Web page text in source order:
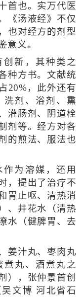
首也。实万代医
《汤液经》不仅
也对经方的剂型
意义。
新，其种类之
种方书。文献统
20%，此外还有
洗剂、浴剂、熏
灌肠剂、阴道栓
剂等。经方对各
的煎法、服法也
为溶媒，还用
，提出了治疗不
胃止呕、清热消
、井花水（清热
水（健脾胃、去
汁丸、枣肉丸
丸、酒煮丸之
），张仲景首创
文博 河北省石